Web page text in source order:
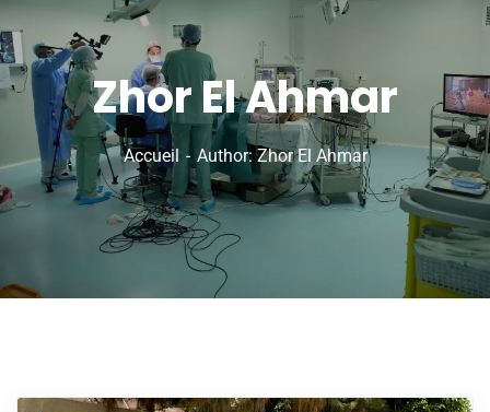
Zhor El Ahmar
Accueil Author: Zhor El Ahmar